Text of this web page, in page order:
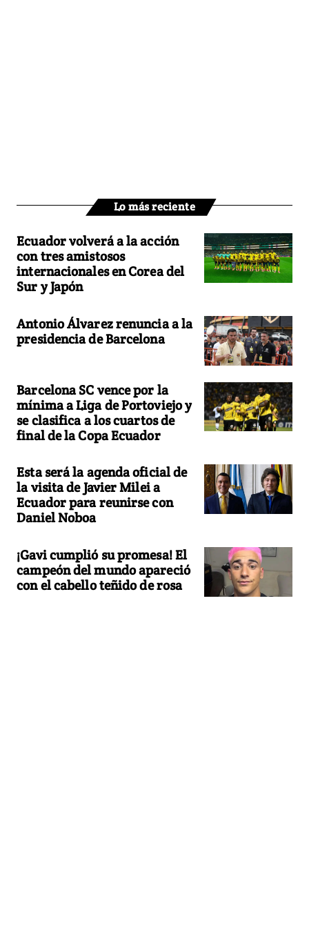
Lo más reciente
Ecuador volverá a la acción
con tres amistosos
internacionales en Corea del
Sur y Japón
Antonio Álvarez renuncia a la
presidencia de Barcelona
Barcelona SC vence por la
mínima a Liga de Portoviejo y
se clasifica a los cuartos de
final de la Copa Ecuador
Esta será la agenda oficial de
la visita de Javier Milei a
Ecuador para reunirse con
Daniel Noboa
¡Gavi cumplió su promesa! El
campeón del mundo apareció
con el cabello teñido de rosa